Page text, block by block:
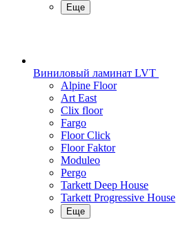
Еще
Виниловый ламинат LVT
Alpine Floor
Art East
Clix floor
Fargo
Floor Click
Floor Faktor
Moduleo
Pergo
Tarkett Deep House
Tarkett Progressive House
Еще